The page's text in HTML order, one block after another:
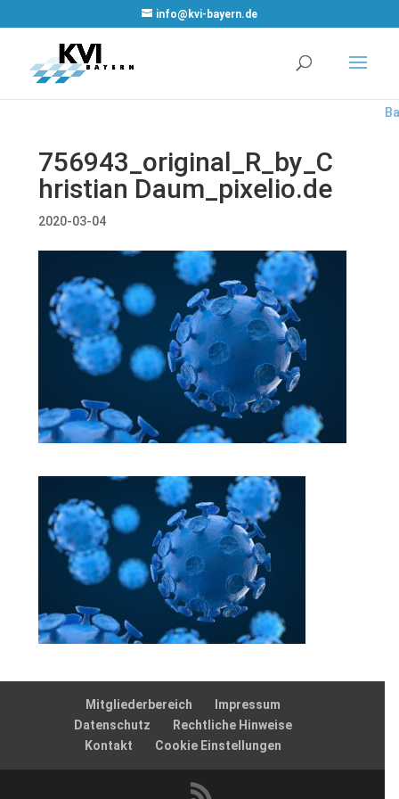
info@kvi-bayern.de
756943_original_R_by_C
hristian Daum_pixelio.de
2020-03-04
Mitgliederbereich
Impressum
Datenschutz
Rechtliche Hinweise
Kontakt
Cookie Einstellungen